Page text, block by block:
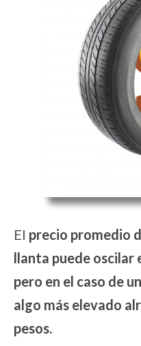
El precio promedio
llanta puede oscilar
pero en el caso de
algo más elevado
pesos.